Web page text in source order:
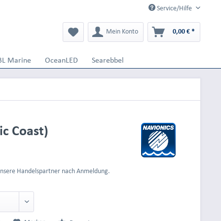
Service/Hilfe
Mein Konto 0,00 € *
Marine OceanLED Searebbel
Coast)
Handelspartner nach Anmeldung.